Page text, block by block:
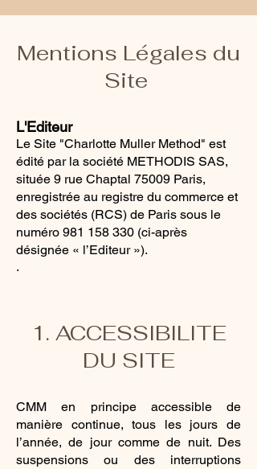
Mentions Légales du
Site
L'Editeur
Le Site "Charlotte Muller Method" est
édité par la société METHODIS SAS,
située 9 rue Chaptal 75009 Paris,
enregistrée au registre du commerce et
des sociétés (RCS) de Paris sous le
numéro 981 158 330 (ci-après
désignée « l’Editeur »).
.
1. ACCESSIBILITE
DU SITE
CMM en principe accessible de
manière continue, tous les jours de
l’année, de jour comme de nuit. Des
suspensions ou des interruptions